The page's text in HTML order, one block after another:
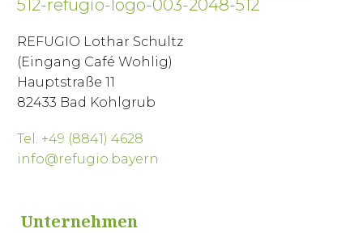
REFUGIO Lothar Schultz
(Eingang Café Wohlig)
Hauptstraße 11
82433 Bad Kohlgrub
Tel. +49 (8841) 4628
info@refugio.bayern
Unternehmen